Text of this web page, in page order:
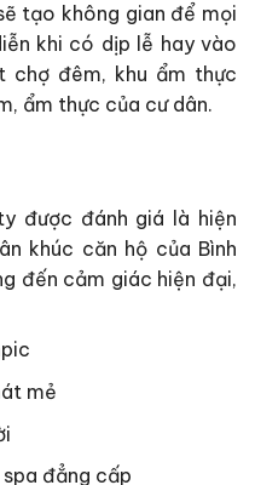
tạo không gian để mọi
khi có dịp lễ hay vào
đêm, khu ẩm thực
ẩm thực của cư dân.
được đánh giá là hiện
khúc căn hộ của Bình
đến cảm giác hiện đại,
mẻ
đẳng cấp